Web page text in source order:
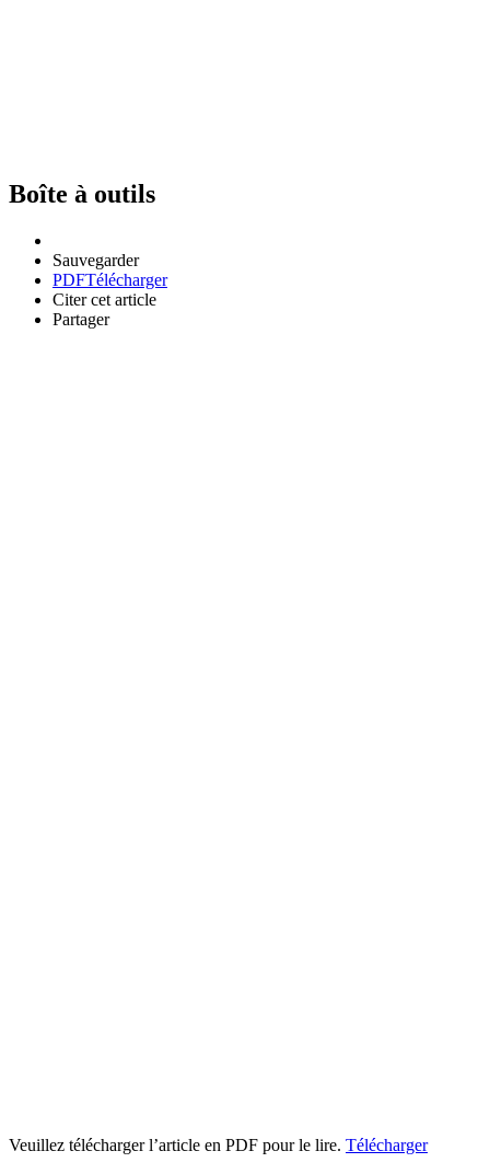
Boîte à outils
Sauvegarder
PDFTélécharger
Citer cet article
Partager
Veuillez télécharger l’article en PDF pour le lire. Télécharger